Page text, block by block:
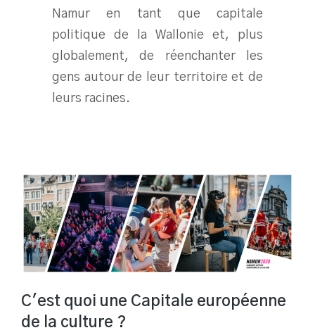
Namur en tant que capitale
politique de la Wallonie et, plus
globalement, de réenchanter les
gens autour de leur territoire et de
leurs racines.
C'est quoi une Capitale européenne
de la culture ?